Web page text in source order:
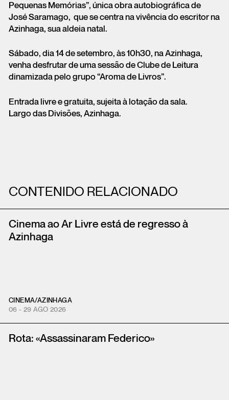
Pequenas Memórias”, única obra autobiográfica de
José Saramago, que se centra na vivência do escritor na
Azinhaga, sua aldeia natal.
Sábado, dia 14 de setembro, às 10h30, na Azinhaga,
venha desfrutar de uma sessão de Clube de Leitura
dinamizada pelo grupo “Aroma de Livros”.
Entrada livre e gratuita, sujeita à lotação da sala.
Largo das Divisões, Azinhaga.
CONTENIDO RELACIONADO
Cinema ao Ar Livre está de regresso à
Azinhaga
CINEMA/AZINHAGA
06 - 29 AGO 2026
Rota: «Assassinaram Federico»